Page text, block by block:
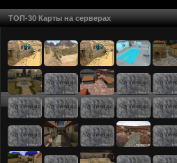
ТОП-30 Карты на серверах